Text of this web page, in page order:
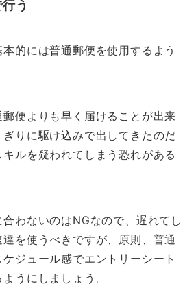
う
的には普通郵便を使用するよう
便よりも早く届けることが出来
りに駆け込みで出してきたのだ
ルを疑われてしまう恐れがある
わないのはNGなので、遅れてし
を使うべきですが、原則、普通
ジュール感でエントリーシート
うにしましょう。